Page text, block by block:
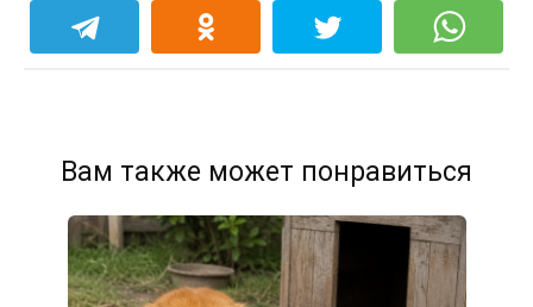
Вам также может понравиться